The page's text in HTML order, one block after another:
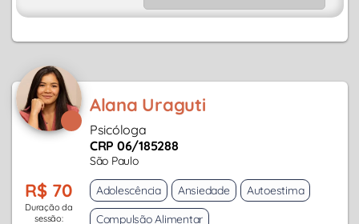
Alana Uraguti
Psicóloga
CRP 06/185288
São Paulo
R$ 70
Duração da
sessão:
Adolescência Ansiedade
Autoestima
Compulsão Alimentar